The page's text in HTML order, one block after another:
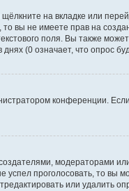
на вкладке или
вы не имеете прав на
поля. Вы также
(0 означает, что опрос
конференции.
модераторами
проголосовать, то
или удалить